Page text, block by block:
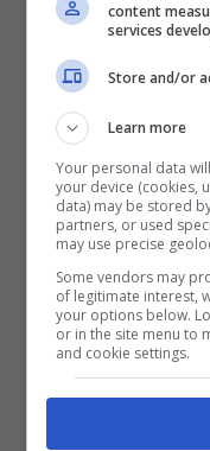
Articolo 31,J-Ax
ballare il grande
Nel 2020, con
vette,
classifica per gli
7.Brunori
Con il suo album
di unire la
musica pop ad
content
services
Store and/or
Learn more
Your personal data
your device (cookies,
data) may be stored
partners, or used
may use precise
Some vendors may
of legitimate interest,
your options below.
or in the site menu to
and cookie settings.